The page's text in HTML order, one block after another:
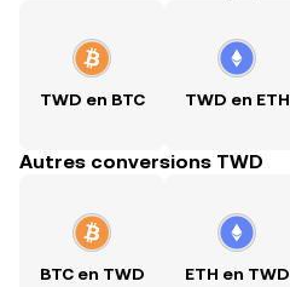
TWD en BTC TWD en ETH
Autres conversions TWD
BTC en TWD ETH en TWD